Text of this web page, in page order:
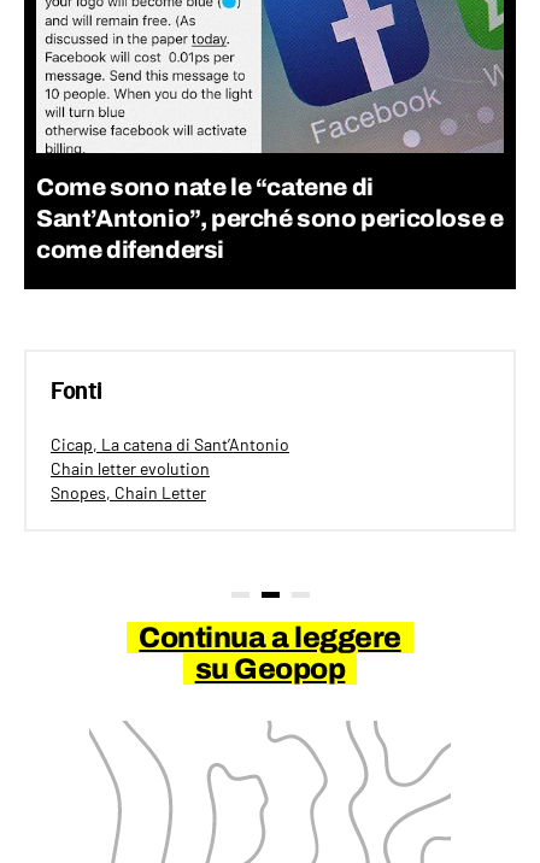
Come sono nate le “catene di
Sant’Antonio”, perché sono pericolose e
come difendersi
Fonti
Cicap, La catena di Sant’Antonio
Chain letter evolution
Snopes, Chain Letter
Continua a leggere
su Geopop